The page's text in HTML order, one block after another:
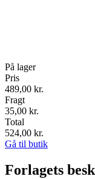
På lager
Pris
489,00 kr.
Fragt
35,00 kr.
Total
524,00 kr.
Gå til butik
Forlagets